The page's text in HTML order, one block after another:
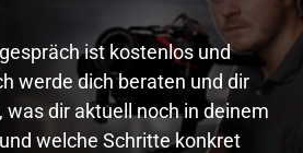
ist kostenlos und
werde dich beraten und dir
was dir aktuell noch in deinem
welche Schritte konkret